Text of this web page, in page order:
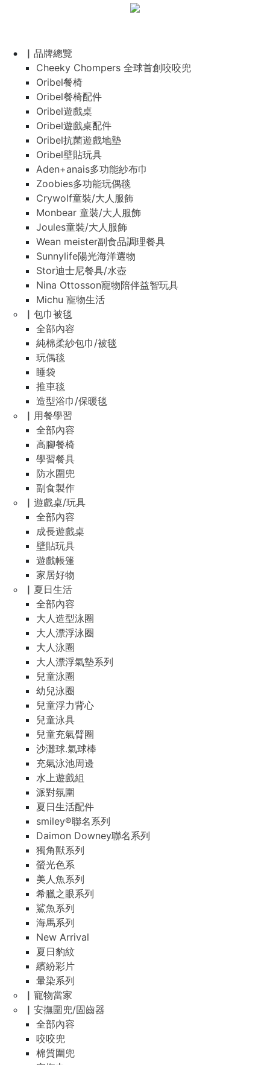
▏品牌總覽
Cheeky Chompers 全球首創咬咬兜
Oribel餐椅
Oribel餐椅配件
Oribel遊戲桌
Oribel遊戲桌配件
Oribel抗菌遊戲地墊
Oribel壁貼玩具
Aden+anais多功能紗布巾
Zoobies多功能玩偶毯
Crywolf童裝/大人服飾
Monbear 童裝/大人服飾
Joules童裝/大人服飾
Wean meister副食品調理餐具
Sunnylife陽光海洋選物
Stor迪士尼餐具/水壺
Nina Ottosson寵物陪伴益智玩具
Michu 寵物生活
▏包巾被毯
全部內容
純棉柔紗包巾/被毯
玩偶毯
睡袋
推車毯
造型浴巾/保暖毯
▏用餐學習
全部內容
高腳餐椅
學習餐具
防水圍兜
副食製作
▏遊戲桌/玩具
全部內容
成長遊戲桌
壁貼玩具
遊戲帳篷
家居好物
▏夏日生活
全部內容
大人造型泳圈
大人漂浮泳圈
大人泳圈
大人漂浮氣墊系列
兒童泳圈
幼兒泳圈
兒童浮力背心
兒童泳具
兒童充氣臂圈
沙灘球.氣球棒
充氣泳池周邊
水上遊戲組
派對氛圍
夏日生活配件
smiley®聯名系列
Daimon Downey聯名系列
獨角獸系列
螢光色系
美人魚系列
希臘之眼系列
鯊魚系列
海馬系列
New Arrival
夏日豹紋
繽紛彩片
暈染系列
▏寵物當家
▏安撫圍兜/固齒器
全部內容
咬咬兜
棉質圍兜